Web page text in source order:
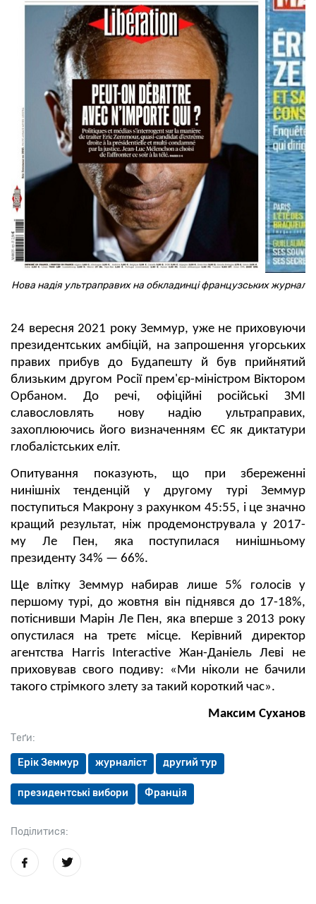
Теґи:
Ерік Земмур журналіст другий тур
президентські вибори Франція
Поділитися:
Нова надія ультраправих на обкладинці французських журналів
24 вересня 2021 року Земмур, уже не приховуючи
президентських амбіцій, на запрошення угорських
правих прибув до Будапешту й був прийнятий
близьким другом Росії прем'єр-міністром Віктором
Орбаном. До речі, офіційні російські ЗМІ
славословлять нову надію ультраправих,
захоплюючись його визначенням ЄС як диктатури
глобалістських еліт.
Опитування показують, що при збереженні
нинішніх тенденцій у другому турі Земмур
поступиться Макрону з рахунком 45:55, і це значно
кращий результат, ніж продемонструвала у 2017-
му Ле Пен, яка поступилася нинішньому
президенту 34% — 66%.
Ще влітку Земмур набирав лише 5% голосів у
першому турі, до жовтня він піднявся до 17-18%,
потіснивши Марін Ле Пен, яка вперше з 2013 року
опустилася на третє місце. Керівний директор
агентства Harris Interactive Жан-Даніель Леві не
приховував свого подиву: «Ми ніколи не бачили
такого стрімкого злету за такий короткий час».
Максим Суханов